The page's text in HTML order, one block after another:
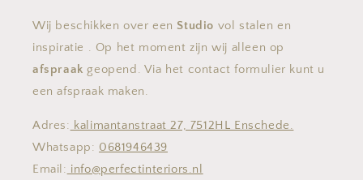
Wij beschikken over een Studio vol stalen en
inspiratie . Op het moment zijn wij alleen op
afspraak geopend. Via het contact formulier kunt u
een afspraak maken.
Adres: kalimantanstraat 27, 7512HL Enschede.
Whatsapp: 0681946439
Email: info@perfectinteriors.nl